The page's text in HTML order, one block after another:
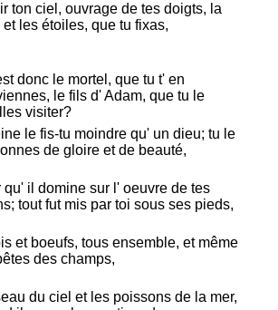
ton ciel, ouvrage de tes doigts, la
et les étoiles, que tu fixas,
donc le mortel, que tu t' en
le fils d'Adam, que tu le
visiter?
le fis-tu moindre qu' un dieu; tu le
de gloire et de beauté,
qu' il domine sur l' oeuvre de tes
tout fut mis par toi sous ses pieds,
et boeufs, tous ensemble, et même
des champs,
du ciel et les poissons de la mer,